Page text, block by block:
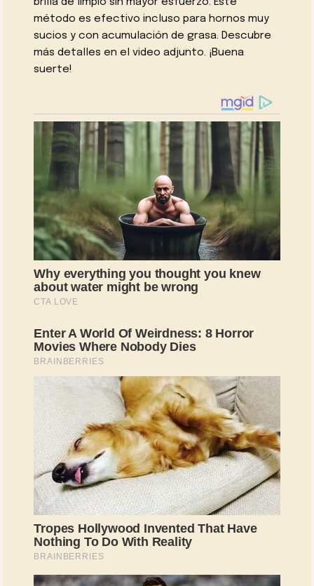
método es efectivo incluso para hornos muy
sucios y con acumulación de grasa. Descubre
más detalles en el video adjunto. ¡Buena
suerte!